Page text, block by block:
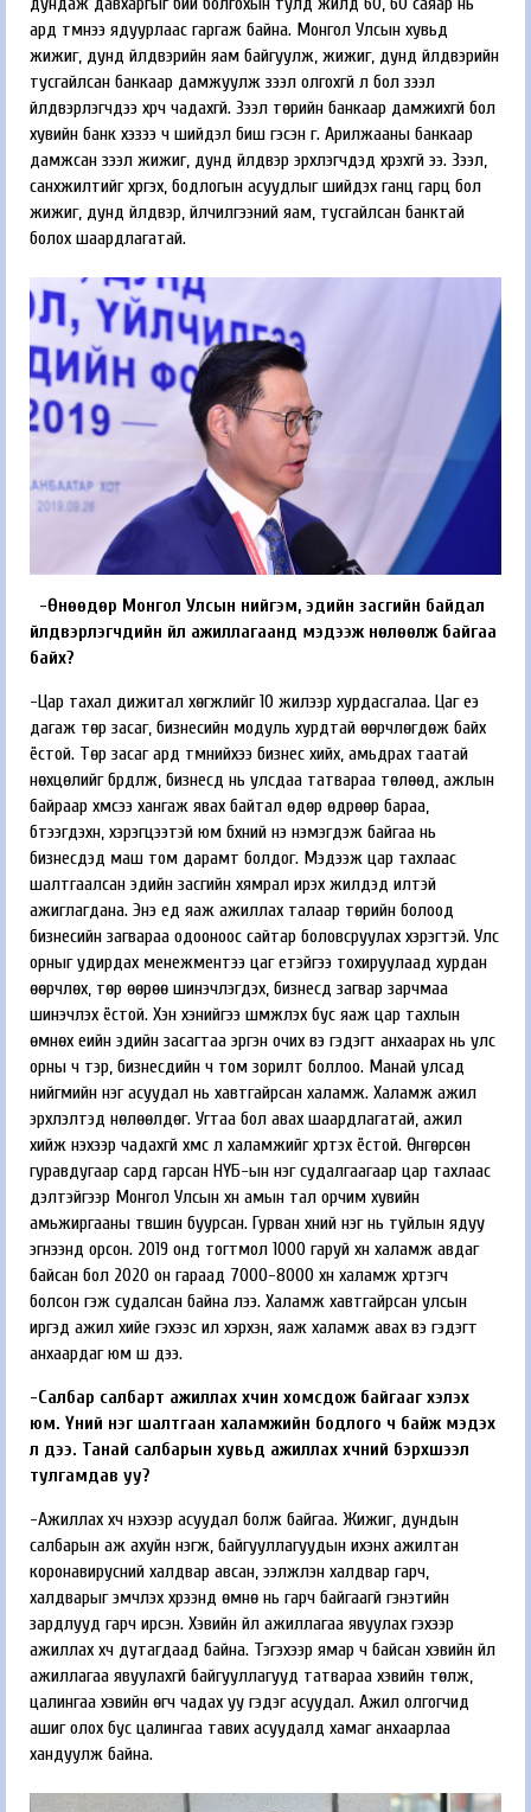
ард түмнээ ядуурлаас гаргаж байна. Монгол Улсын хувьд
жижиг, дунд үйлдвэрийн яам байгуулж, жижиг, дунд үйлдвэрийн
тусгайлсан банкаар дамжуулж зээл олгохгүй л бол зээл
үйлдвэрлэгчдээ хүрч чадахгүй. Зээл төрийн банкаар дамжихгүй бол
хувийн банк хэзээ ч шийдэл биш гэсэн үг. Арилжааны банкаар
дамжсан зээл жижиг, дунд үйлдвэр эрхлэгчдэд хүрэхгүй ээ. Зээл,
санхүүжилтийг хүргэх, бодлогын асуудлыг шийдэх ганц гарц бол
жижиг, дунд үйлдвэр, үйлчилгээний яам, тусгайлсан банктай
болох шаардлагатай.
-Өнөөдөр Монгол Улсын нийгэм, эдийн засгийн байдал
үйлдвэрлэгчдийн үйл ажиллагаанд мэдээж нөлөөлж байгаа
байх?
-Цар тахал дижитал хөгжлийг 10 жилээр хурдасгалаа. Цаг үеэ
дагаж төр засаг, бизнесийн модуль хурдтай өөрчлөгдөж байх
ёстой. Төр засаг ард түмнийхээ бизнес хийх, амьдрах таатай
нөхцөлийг бүрдүүлж, бизнесүүд нь улсдаа татвараа төлөөд, ажлын
байраар хүмүүсээ хангаж явах байтал өдөр өдрөөр бараа,
бүтээгдэхүүн, хэрэгцээтэй юм бүхний үнэ нэмэгдэж байгаа нь
бизнесүүдэд маш том дарамт болдог. Мэдээж цар тахлаас
шалтгаалсан эдийн засгийн хямрал ирэх жилүүдэд илүүтэй
ажиглагдана. Энэ үед яаж ажиллах талаар төрийн болоод
бизнесийн загвараа одооноос сайтар боловсруулах хэрэгтэй. Улс
орныг удирдах менежментээ цаг үетэйгээ тохируулаад хурдан
өөрчлөх, төр өөрөө шинэчлэгдэх, бизнесүүд загвар зарчмаа
шинэчлэх ёстой. Хэн хэнийгээ шүүмжлэх бус яаж цар тахлын
өмнөх үеийн эдийн засагтаа эргэн очих вэ гэдэгт анхаарах нь улс
орны ч тэр, бизнесүүдийн ч том зорилт боллоо. Манай улсад
нийгмийн нэг асуудал нь хавтгайрсан халамж. Халамж ажил
эрхлэлтэд нөлөөлдөг. Угтаа бол авах шаардлагатай, ажил
хийж үнэхээр чадахгүй хүмүүс л халамжийг хүртэх ёстой. Өнгөрсөн
гуравдугаар сард гарсан НҮБ-ын нэг судалгаагаар цар тахлаас
үүдэлтэйгээр Монгол Улсын хүн амын тал орчим хувийн
амьжиргааны түвшин буурсан. Гурван хүний нэг нь туйлын ядуу
эгнээнд орсон. 2019 онд тогтмол 1000 гаруй хүн халамж авдаг
байсан бол 2020 он гараад 7000-8000 хүн халамж хүртэгч
болсон гэж судалсан байна лээ. Халамж хавтгайрсан улсын
иргэд ажил хийе гэхээс илүү хэрхэн, яаж халамж авах вэ гэдэгт
анхаардаг юм шүү дээ.
-Салбар салбарт ажиллах хүчин хомсдож байгааг хэлэх
юм. Үүний нэг шалтгаан халамжийн бодлого ч байж мэдэх
л дээ. Танай салбарын хувьд ажиллах хүчний бэрхшээл
тулгамдав уу?
-Ажиллах хүч үнэхээр асуудал болж байгаа. Жижиг, дундын
салбарын аж ахуйн нэгж, байгууллагуудын ихэнх ажилтан
коронавирусний халдвар авсан, ээлжлэн халдвар гарч,
халдварыг эмчлэх хүрээнд өмнө нь гарч байгаагүй гэнэтийн
зардлууд гарч ирсэн. Хэвийн үйл ажиллагаа явуулах гэхээр
ажиллах хүч дутагдаад байна. Тэгэхээр ямар ч байсан хэвийн үйл
ажиллагаа явуулахгүй байгууллагууд татвараа хэвийн төлж,
цалингаа хэвийн өгч чадах уу гэдэг асуудал. Ажил олгогчид
ашиг олох бус цалингаа тавих асуудалд хамаг анхаарлаа
хандуулж байна.